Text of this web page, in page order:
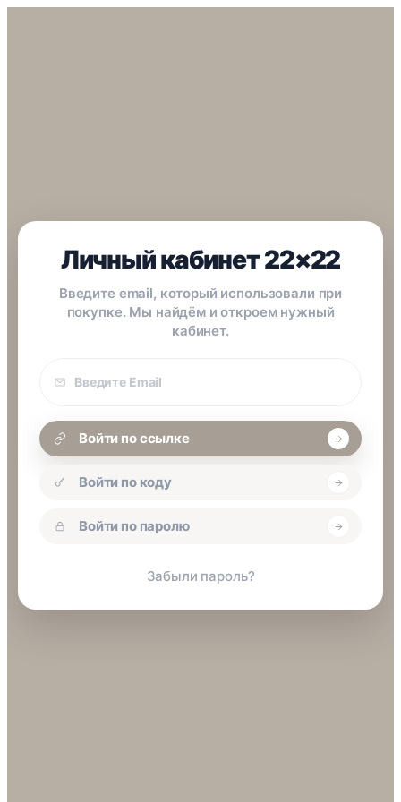
Личный кабинет 22×22
Введите email, который использовали при
покупке. Мы найдём и откроем нужный
кабинет.
покупки
Войти по ссылке
Войти по коду
Войти по паролю
Забыли пароль?